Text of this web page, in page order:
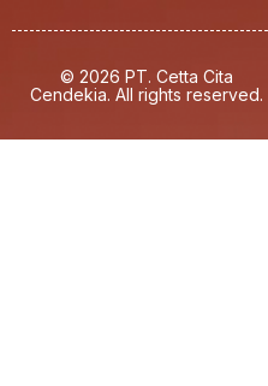
© 2026 PT. Cetta Cita
Cendekia. All rights reserved.